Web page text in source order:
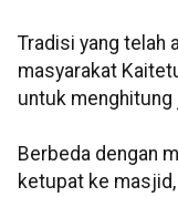
Tradisi yang telah
masyarakat
untuk menghitung
Berbeda dengan
ketupat ke